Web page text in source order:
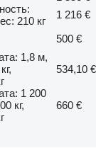
210 кг
1 216 €
500 €
1,8 м,
534,10 €
1 200
кг,
660 €